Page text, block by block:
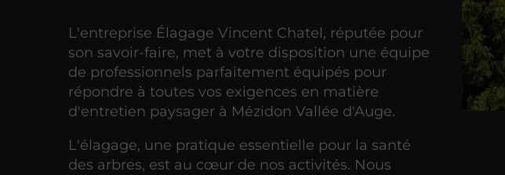
L'entreprise Élagage Vincent Chatel, réputée pour
son savoir-faire, met à votre disposition une équipe
de professionnels parfaitement équipés pour
répondre à toutes vos exigences en matière
d'entretien paysager à Mézidon Vallée d'Auge.
L'élagage, une pratique essentielle pour la santé
des arbres, est au cœur de nos activités. Nous